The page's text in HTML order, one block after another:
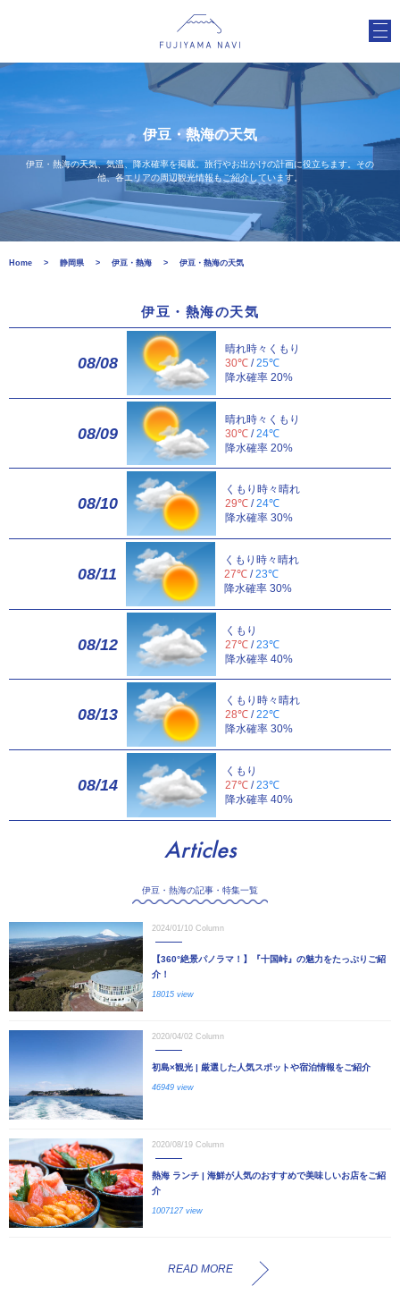
伊豆・熱海の天気
伊豆・熱海の天気、気温、降水確率を掲載。旅行やお出かけの計画に役立ちます。その
他、各エリアの周辺観光情報もご紹介しています。
Home 静岡県 伊豆・熱海 伊豆・熱海の天気
伊豆・熱海の天気
08/08
晴れ時々くもり
30℃ /25℃
降水確率 20%
08/09
晴れ時々くもり
30℃ /24℃
降水確率 20%
08/10
くもり時々晴れ
29℃ /24℃
降水確率 30%
08/11
くもり時々晴れ
27℃ /23℃
降水確率 30%
08/12
くもり
27℃ /23℃
降水確率 40%
08/13
くもり時々晴れ
28℃ /22℃
降水確率 30%
08/14
くもり
27℃ /23℃
降水確率 40%
Articles
伊豆・熱海の記事・特集一覧
2024/01/10 Column
【360°絶景パノラマ！】『十国峠』の魅力をたっぷりご紹
介！
18015 view
2020/04/02 Column
初島×観光 | 厳選した人気スポットや宿泊情報をご紹介
46949 view
2020/08/19 Column
熱海 ランチ | 海鮮が人気のおすすめで美味しいお店をご紹
介
1007127 view
READ MORE